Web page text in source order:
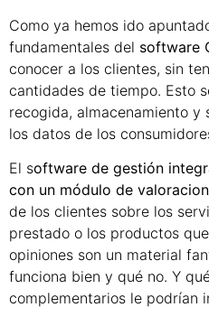
Como ya hemos ido
fundamentales del software
conocer a los clientes, sin
cantidades de tiempo. Esto
recogida, almacenamiento
los datos de los
El software de gestión
con un módulo de
de los clientes sobre los
prestado o los productos
opiniones son un material
funciona bien y qué no. Y
complementarios le podrían